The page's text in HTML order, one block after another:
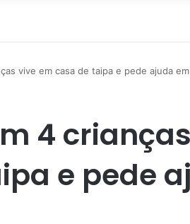
vive em casa de taipa e pede ajuda
4
e pede